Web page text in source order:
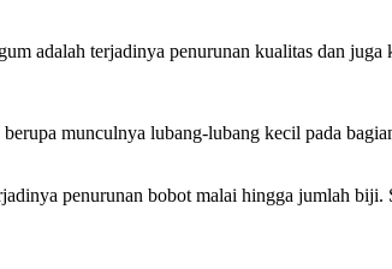
adalah terjadinya penurunan kualitas dan
munculnya lubang-lubang kecil pada
penurunan bobot malai hingga jumlah